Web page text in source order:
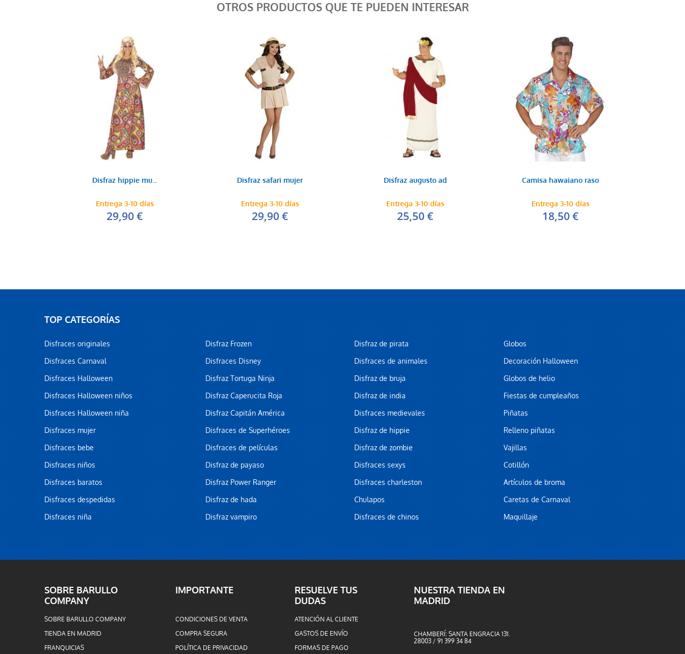
OTROS PRODUCTOS QUE TE PUEDEN INTERESAR
Disfraz hippie mu...
Entrega 3-10 días
29,90 €
Disfraz safari mujer
Entrega 3-10 días
29,90 €
Disfraz augusto ad
Entrega 3-10 días
25,50 €
Camisa hawaiano raso
Entrega 3-10 días
18,50 €
TOP CATEGORÍAS
Disfraces originales
Disfraces Carnaval
Disfraces Halloween
Disfraces Halloween niños
Disfraces Halloween niña
Disfraces mujer
Disfraces bebe
Disfraces niños
Disfraces baratos
Disfraces despedidas
Disfraces niña
Disfraz Frozen
Disfraces Disney
Disfraz Tortuga Ninja
Disfraz Caperucita Roja
Disfraz Capitán América
Disfraces de Superhéroes
Disfraces de películas
Disfraz de payaso
Disfraz Power Ranger
Disfraz de hada
Disfraz vampiro
Disfraz de pirata
Disfraces de animales
Disfraz de bruja
Disfraz de india
Disfraces medievales
Disfraz de hippie
Disfraz de zombie
Disfraces sexys
Disfraces charleston
Chulapos
Disfraces de chinos
Globos
Decoración Halloween
Globos de helio
Fiestas de cumpleaños
Piñatas
Relleno piñatas
Vajillas
Cotillón
Artículos de broma
Caretas de Carnaval
Maquillaje
SOBRE BARULLO
COMPANY
SOBRE BARULLO COMPANY
TIENDA EN MADRID
FRANQUICIAS
IMPORTANTE
CONDICIONES DE VENTA
COMPRA SEGURA
POLÍTICA DE PRIVACIDAD
RESUELVE TUS
DUDAS
ATENCIÓN AL CLIENTE
GASTOS DE ENVÍO
FORMAS DE PAGO
NUESTRA TIENDA EN
MADRID
CHAMBERÍ: SANTA ENGRACIA 131.
28003 / 91 399 34 84